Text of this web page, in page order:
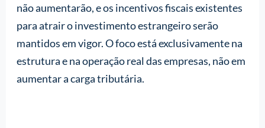
não aumentarão, e os incentivos fiscais existentes
para atrair o investimento estrangeiro serão
mantidos em vigor. O foco está exclusivamente na
estrutura e na operação real das empresas, não em
aumentar a carga tributária.